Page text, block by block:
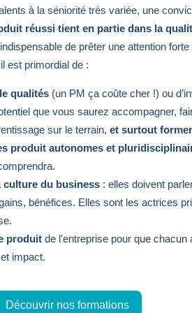
à la séniorité très variée, une
réussi tient en partie dans la
de prêter une attention forte
est primordial de :
qualités (un PM ça coûte cher !) ou
que vous saurez accompagner,
sur le terrain, et surtout former
produit autonomes et
culture du business : elles doivent
bénéfices. Elles sont les actrices
produit de l'entreprise pour que chacun
impact.
Découvrir nos formations